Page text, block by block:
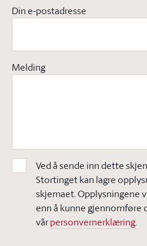
Din e-postadresse
Melding
Ved å sende inn dette
Stortinget kan lagre
skjemaet. Opplysningene
enn å kunne gjennomføre
vårpersonvernerklæring.